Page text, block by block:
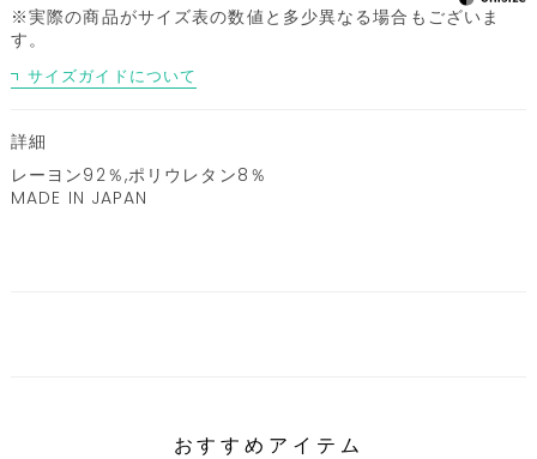
※実際の商品がサイズ表の数値と多少異なる場合もございま
す。
サイズガイドについて
詳細
レーヨン92％,ポリウレタン8％
MADE IN JAPAN
おすすめアイテム